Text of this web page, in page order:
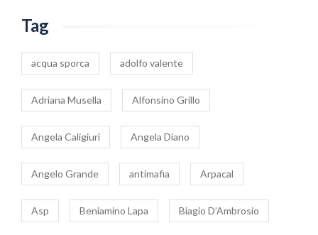
Tag
acqua sporca adolfo valente
Adriana Musella Alfonsino Grillo
Angela Caligiuri Angela Diano
Angelo Grande antimafia Arpacal
Asp Beniamino Lapa Biagio D’Ambrosio